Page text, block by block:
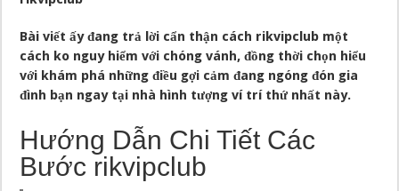
Bài viết ấy đang trả lời cẩn thận cách rikvipclub một
cách ko nguy hiểm với chóng vánh, đồng thời chọn hiểu
với khám phá những điều gợi cảm đang ngóng đón gia
đình bạn ngay tại nhà hình tượng ví trí thứ nhất này.
Hướng Dẫn Chi Tiết Các
Bước rikvipclub